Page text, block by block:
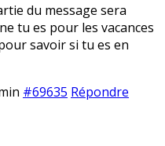
du message sera
tu es pour les vacances
savoir si tu es en
#69635 Répondre